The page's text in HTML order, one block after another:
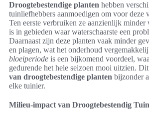
Droogtebestendige planten hebben
tuinliefhebbers aanmoedigen om voor deze
Ten eerste verbruiken ze aanzienlijk minder
is in gebieden waar waterschaarste een
Daarnaast zijn deze planten vaak minder
en plagen, wat het onderhoud
bloeiperiode is een bijkomend voordeel,
gedurende het hele seizoen mooi uitzien.
van droogtebestendige planten bijzonder
elke tuinier.
Milieu-impact van Droogtebestendig